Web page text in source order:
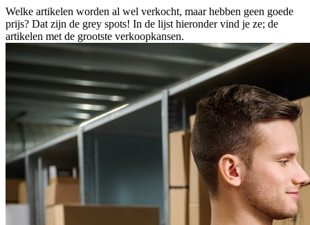
Welke artikelen worden al wel verkocht, maar hebben geen goede
prijs? Dat zijn de grey spots! In de lijst hieronder vind je ze; de
artikelen met de grootste verkoopkansen.